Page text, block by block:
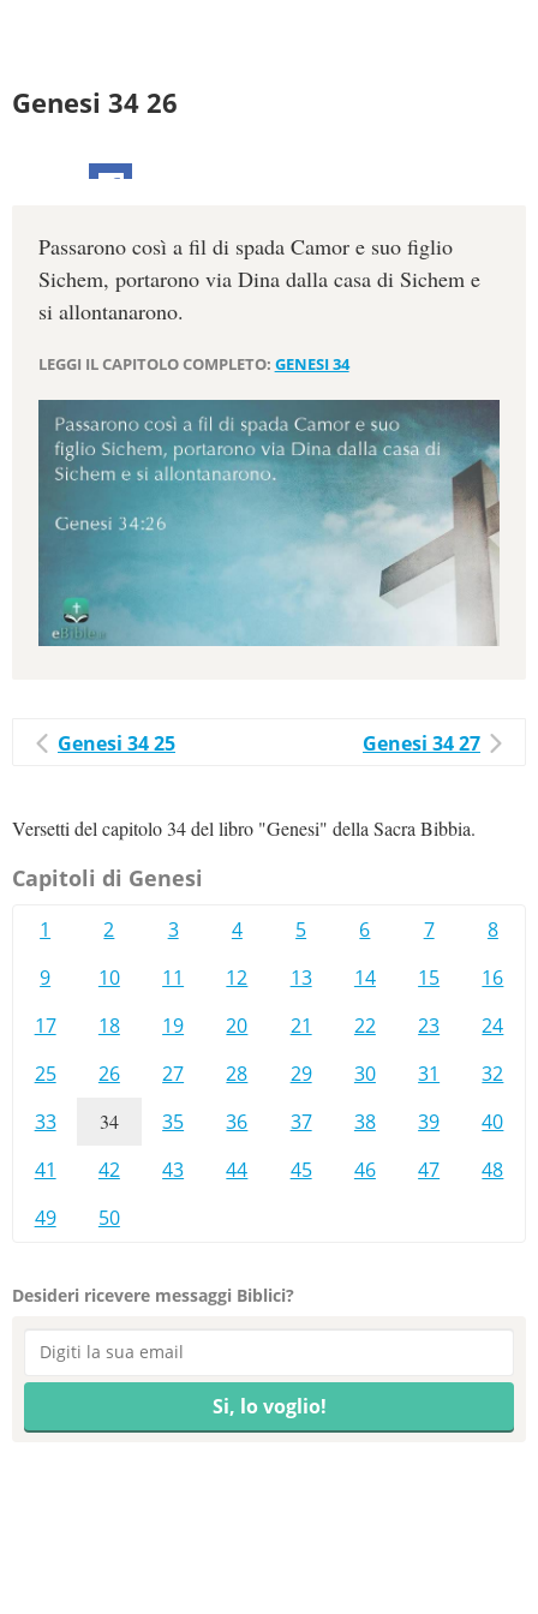
Genesi 34 26
Passarono così a fil di spada Camor e suo figlio
Sichem, portarono via Dina dalla casa di Sichem e
si allontanarono.
LEGGI IL CAPITOLO COMPLETO: GENESI 34
Genesi 34 25 Genesi 34 27
Versetti del capitolo 34 del libro "Genesi" della Sacra Bibbia.
Capitoli di Genesi
1 2 3 4 5 6 7
8
9
10 11 12 13 14 15
16
17
18 19 20 21 22 23
24
25
26 27 28 29 30 31
32
33
34 35 36 37 38 39
40
41
42 43 44 45 46 47
48
49
50
Desideri ricevere messaggi Biblici?